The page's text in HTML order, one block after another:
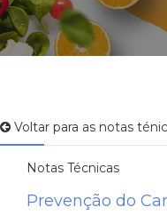
Voltar para as notas
Notas Técnicas
Prevenção do